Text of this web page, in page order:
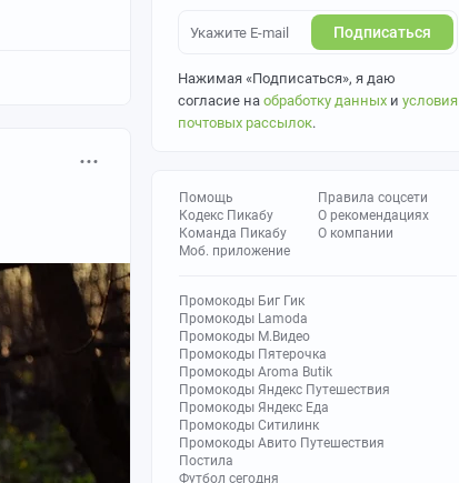
Подписаться
Нажимая «Подписаться», я даю
согласие на обработку данных и условия
почтовых рассылок.
Помощь
Кодекс Пикабу
Команда Пикабу
Моб. приложение
Правила соцсети
О рекомендациях
О компании
Промокоды Биг Гик
Промокоды Lamoda
Промокоды М.Видео
Промокоды Пятерочка
Промокоды Aroma Butik
Промокоды Яндекс Путешествия
Промокоды Яндекс Еда
Промокоды Ситилинк
Промокоды Авито Путешествия
Постила
Футбол сегодня